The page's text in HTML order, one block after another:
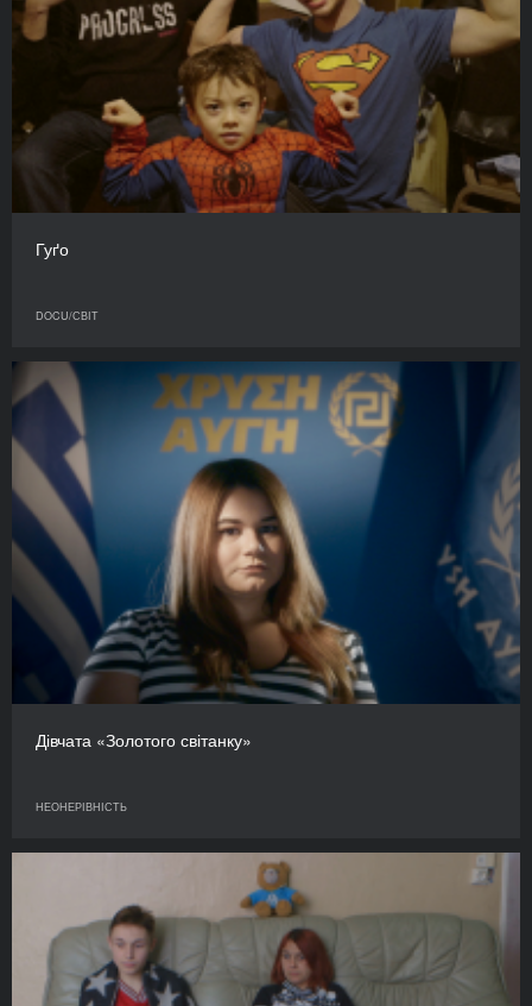
Гуґо
DOCU/СВІТ
Дівчата «Золотого світанку»
НЕОНЕРІВНІСТЬ